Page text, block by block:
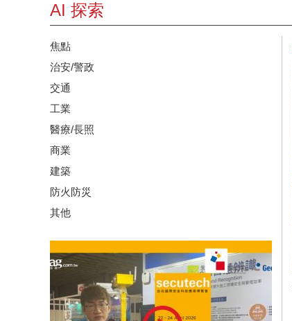
AI 探索
焦點
治安/警政
交通
工業
醫療/長照
商業
建築
防火防災
其他